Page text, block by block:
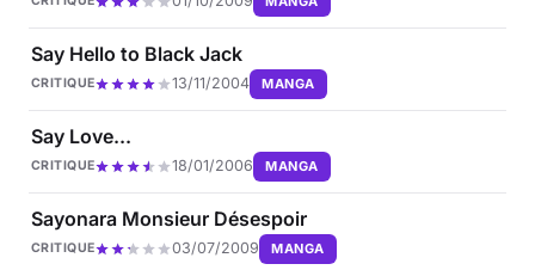
Say Hello to Black Jack
CRITIQUE 13/11/2004 MANGA
Say Love...
CRITIQUE 18/01/2006 MANGA
Sayonara Monsieur Désespoir
CRITIQUE 03/07/2009 MANGA